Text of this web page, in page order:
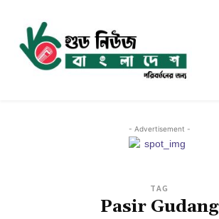
- Advertisement -
TAG
Pasir Gudang